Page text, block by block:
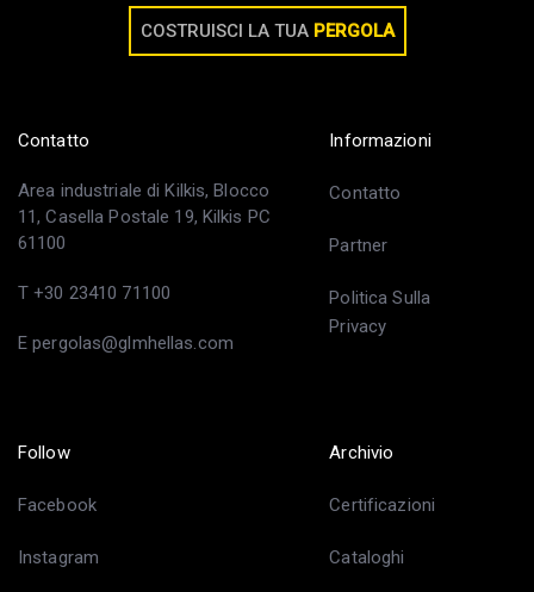
COSTRUISCI LA TUAPERGOLA
Contatto
Area industriale di Kilkis, Blocco
11, Casella Postale 19, Kilkis PC
61100
T +30 23410 71100
E pergolas@glmhellas.com
Informazioni
Contatto
Partner
Politica Sulla
Privacy
Follow
Facebook
Instagram
Archivio
Certificazioni
Cataloghi